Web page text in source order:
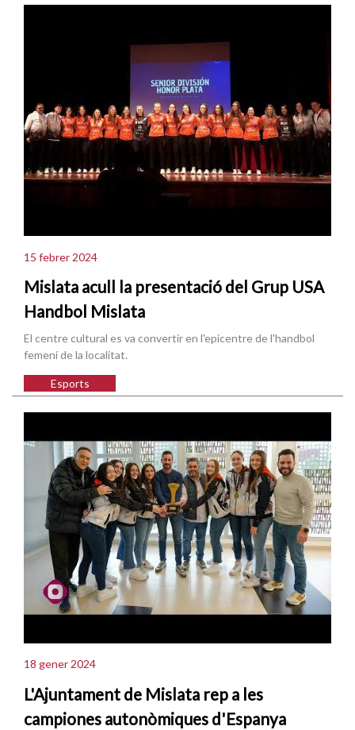
15 febrer 2024
Mislata acull la presentació del Grup USA
Handbol Mislata
El centre cultural es va convertir en l'epicentre de l'handbol
femení de la localitat.
Esports
18 gener 2024
L'Ajuntament de Mislata rep a les
campiones autonòmiques d'Espanya